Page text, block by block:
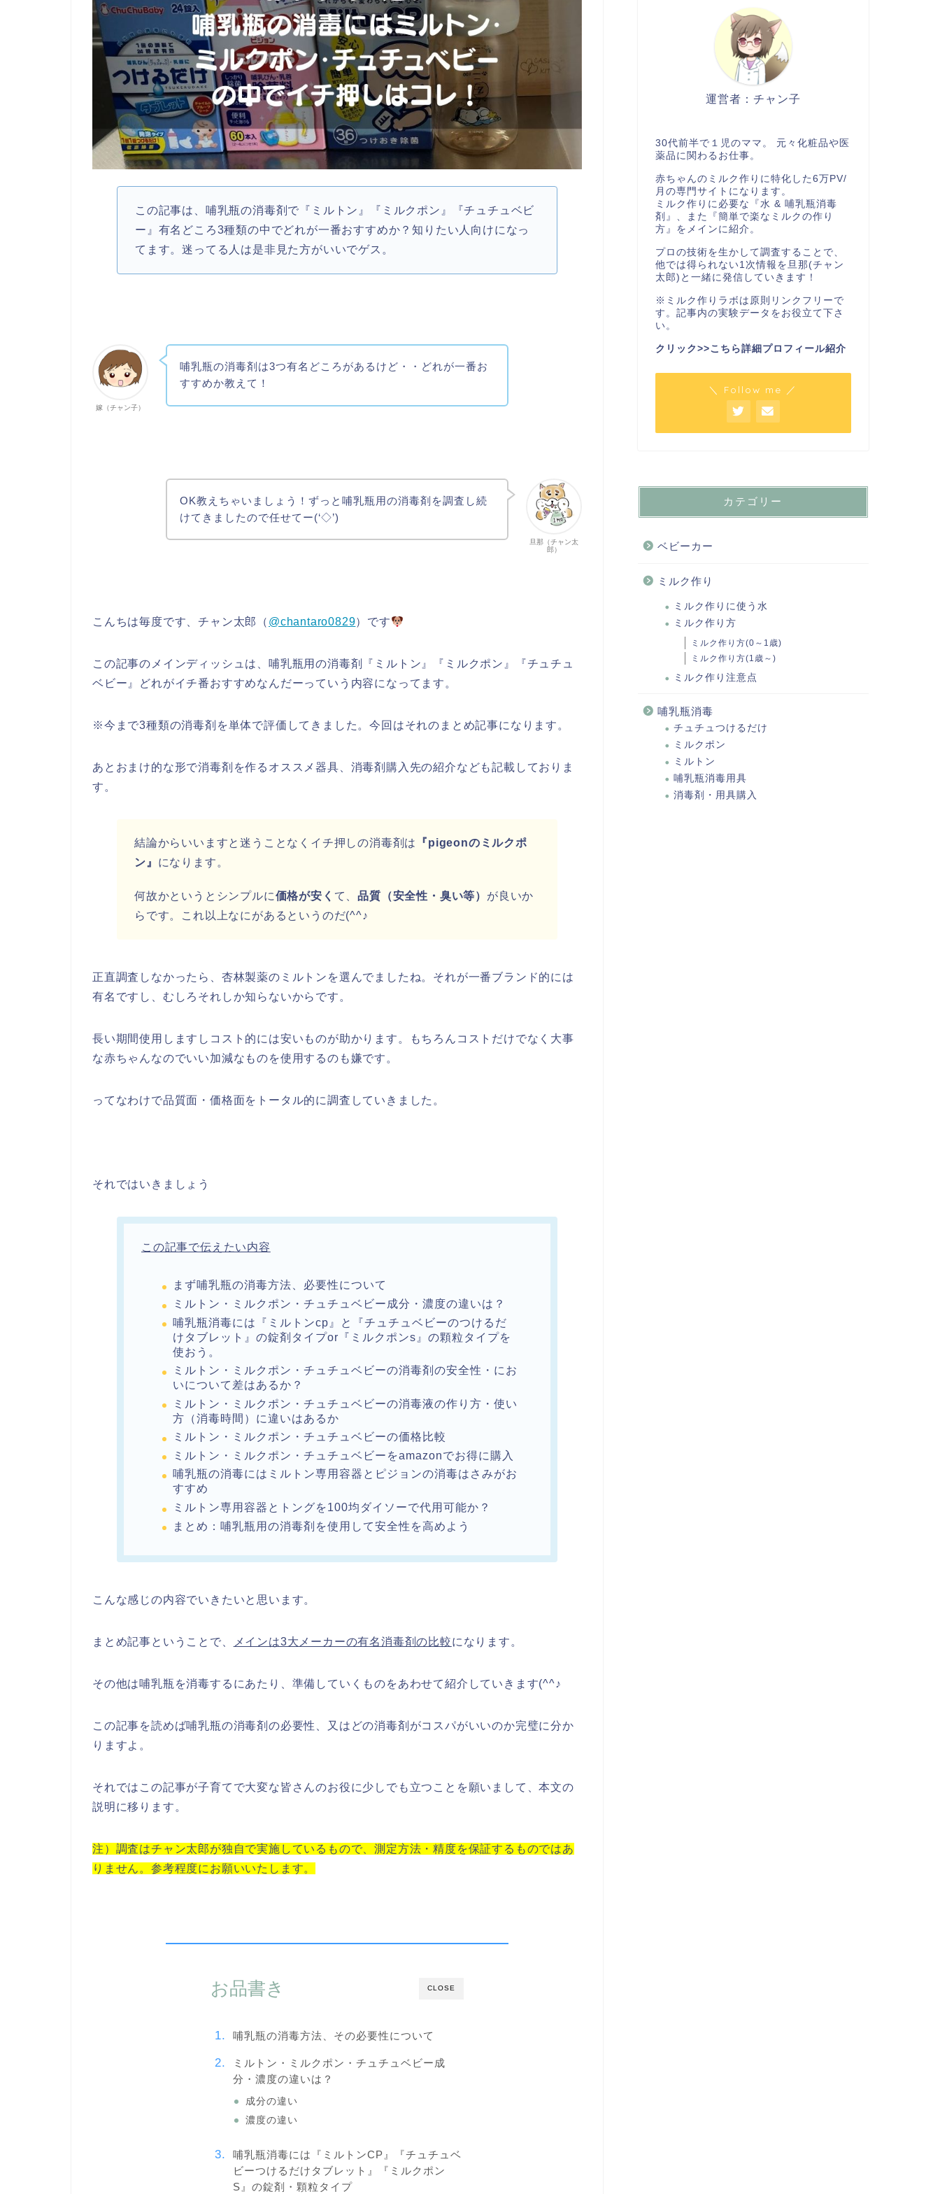
この記事は、哺乳瓶の消毒剤で『ミルトン』『ミルクポン』『チュチュベビ
ー』有名どころ3種類の中でどれが一番おすすめか？知りたい人向けになっ
てます。迷ってる人は是非見た方がいいでゲス。
嫁（チャン子）
哺乳瓶の消毒剤は3つ有名どころがあるけど・・どれが一番お
すすめか教えて！
旦那（チャン太
郎）
OK教えちゃいましょう！ずっと哺乳瓶用の消毒剤を調査し続
けてきましたので任せてー(‘◇’)ゞ
こんちは毎度です、チャン太郎（ @chantaro0829）です
この記事のメインディッシュは、哺乳瓶用の消毒剤『ミルトン』『ミルクポン』『チュチュ
ベビー』どれがイチ番おすすめなんだーっていう内容になってます。
※今まで3種類の消毒剤を単体で評価してきました。今回はそれのまとめ記事になります。
あとおまけ的な形で消毒剤を作るオススメ器具、消毒剤購入先の紹介なども記載しておりま
す。
結論からいいますと迷うことなくイチ押しの消毒剤は
『pigeonのミルクポ
ン』 になります。
何故かというとシンプルに価格が安く て、品質（安全性・臭い等） が良いか
らです。これ以上なにがあるというのだ(^^♪
正直調査しなかったら、杏林製薬のミルトンを選んでましたね。それが一番ブランド的には
有名ですし、むしろそれしか知らないからです。
長い期間使用しますしコスト的には安いものが助かります。もちろんコストだけでなく大事
な赤ちゃんなのでいい加減なものを使用するのも嫌です。
ってなわけで品質面・価格面をトータル的に調査していきました。
それではいきましょう
この記事で伝えたい内容
まず哺乳瓶の消毒方法、必要性について
ミルトン・ミルクポン・チュチュベビー成分・濃度の違いは？
哺乳瓶消毒には『ミルトンcp』と『チュチュベビーのつけるだ
けタブレット』の錠剤タイプor『ミルクポンs』の顆粒タイプを
使おう。
ミルトン・ミルクポン・チュチュベビーの消毒剤の安全性・にお
いについて差はあるか？
ミルトン・ミルクポン・チュチュベビーの消毒液の作り方・使い
方（消毒時間）に違いはあるか
ミルトン・ミルクポン・チュチュベビーの価格比較
ミルトン・ミルクポン・チュチュベビーをamazonでお得に購入
哺乳瓶の消毒にはミルトン専用容器とピジョンの消毒はさみがお
すすめ
ミルトン専用容器とトングを100均ダイソーで代用可能か？
まとめ：哺乳瓶用の消毒剤を使用して安全性を高めよう
こんな感じの内容でいきたいと思います。
まとめ記事ということで、 メインは3大メーカーの有名消毒剤の比較になります。
その他は哺乳瓶を消毒するにあたり、準備していくものをあわせて紹介していきます(^^♪
この記事を読めば哺乳瓶の消毒剤の必要性、又はどの消毒剤がコスパがいいのか完璧に分か
りますよ。
それではこの記事が子育てで大変な皆さんのお役に少しでも立つことを願いまして、本文の
説明に移ります。
注）調査はチャン太郎が独自で実施しているもので、測定方法・精度を保証するものではあ
りません。参考程度にお願いいたします。
CLOSE
お品書き
哺乳瓶の消毒方法、その必要性について
ミルトン・ミルクポン・チュチュベビー成
分・濃度の違いは？
成分の違い
濃度の違い
哺乳瓶消毒には『ミルトンCP』『チュチュベ
ビーつけるだけタブレット』『ミルクポン
S』の錠剤・顆粒タイプ
運営者：チャン子
30代前半で１児のママ。 元々化粧品や医
薬品に関わるお仕事。
赤ちゃんのミルク作りに特化した6万PV/
月の専門サイトになります。
ミルク作りに必要な『水 & 哺乳瓶消毒
剤』、また『簡単で楽なミルクの作り
方』をメインに紹介。
プロの技術を生かして調査することで、
他では得られない1次情報を旦那(チャン
太郎)と一緒に発信していきます！
※ミルク作りラボは原則リンクフリーで
す。記事内の実験データをお役立て下さ
い。
クリック>>こちら詳細プロフィール紹介
＼ Follow me ／
カテゴリー
ベビーカー
ミルク作り
ミルク作りに使う水
ミルク作り方
ミルク作り方(0～1歳)
ミルク作り方(1歳～)
ミルク作り注意点
哺乳瓶消毒
チュチュつけるだけ
ミルクポン
ミルトン
哺乳瓶消毒用具
消毒剤・用具購入